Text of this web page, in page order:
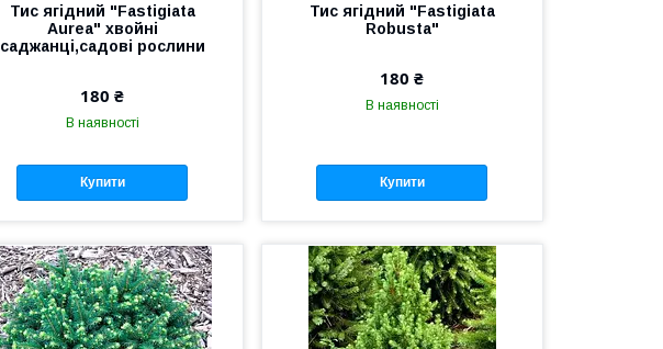
Тис ягідний "Fastigiata
Aurea" хвойні
саджанці,садові рослини
180 ₴
В наявності
Купити
Тис ягідний "Fastigiata
Robusta"
180 ₴
В наявності
Купити